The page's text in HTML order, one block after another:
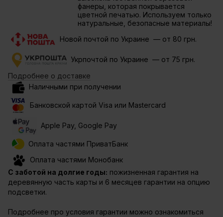
фанеры, которая покрывается
цветной печатью. Используем только
натуральные, безопасные материалы!
Новой почтой по Украине — от 80 грн.
Укрпочтой по Украине — от 75 грн.
Подробнее о доставке
Наличными при получении
Банковской картой Visa или Mastercard
Apple Pay, Google Pay
Оплата частями ПриватБанк
Оплата частями Монобанк
С заботой на долгие годы: пожизненная гарантия на
деревянную часть карты и 6 месяцев гарантии на опцию
подсветки.
Подробнее про условия гарантии можно ознакомиться